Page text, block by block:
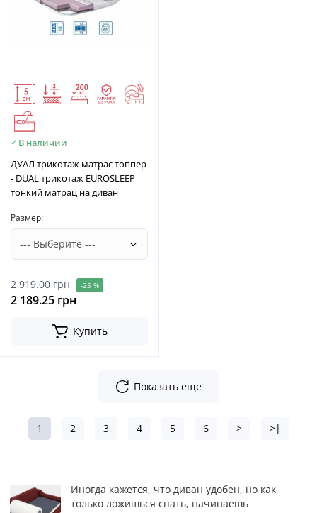
В наличии
ДУАЛ трикотаж матраc топпер
- DUAL трикотаж EUROSLEEP
тонкий матрац на диван
Размер:
2 919.00 грн -25 %
2 189.25 грн
Купить
Показать еще
1 2 3 4 5 6 > >|
Иногда кажется, что диван удобен, но как
только ложишься спать, начинаешь